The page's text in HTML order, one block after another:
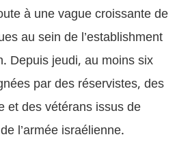
à une vague croissante de
au sein de l’establishment
Depuis jeudi, au moins six
par des réservistes, des
et des vétérans issus de
l’armée israélienne.